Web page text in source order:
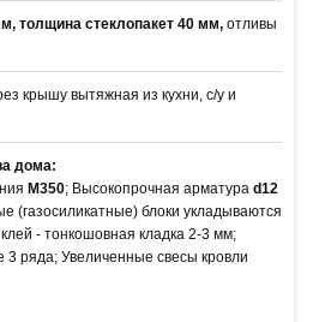
толщина стеклопакет 40 мм, отливы
крышу вытяжная из кухни, с/у и
дома:
М350; Высокопрочная арматура d12
(газосиликатные) блоки укладываются
- тонкошовная кладка 2-3 мм;
ряда; Увеличенные свесы кровли